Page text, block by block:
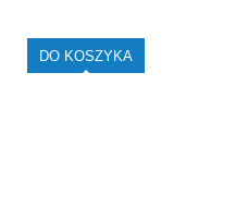
DO KOSZYKA